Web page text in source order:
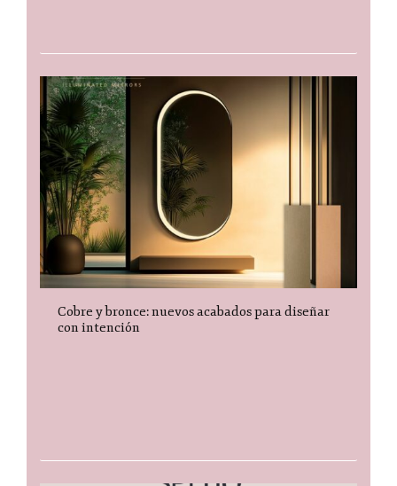
Cobre y bronce: nuevos acabados para diseñar
con intención